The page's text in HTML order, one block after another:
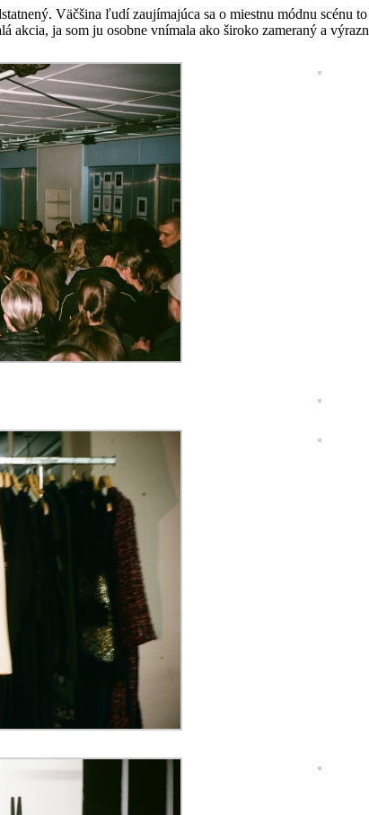
Väčšina ľudí zaujímajúca sa o miestnu módnu scénu
akcia, ja som ju osobne vnímala ako široko zameraný a